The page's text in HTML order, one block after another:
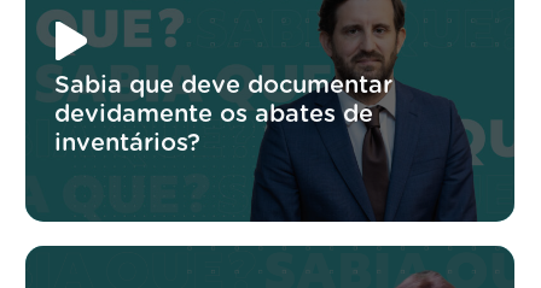
Sabia que deve documentar
devidamente os abates de
inventários?